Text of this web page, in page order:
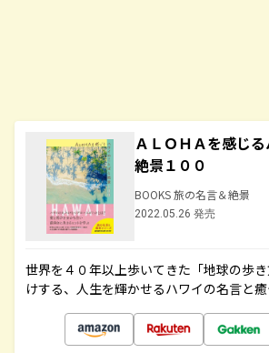
ＡＬＯＨＡを感じ
絶景１００
BOOKS 旅の名言＆絶景
2022.05.26 発売
世界を４０年以上歩いてきた「地球の歩
けする、人生を輝かせるハワイの名言と